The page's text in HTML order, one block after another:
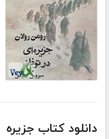
دانلود کتاب جزیره